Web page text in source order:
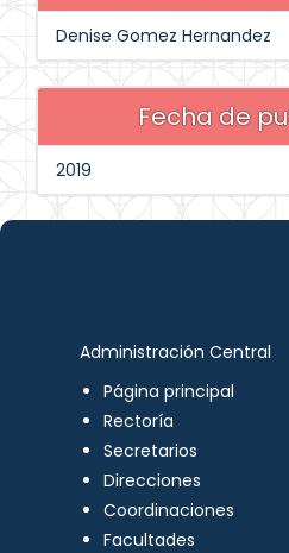
Denise Gomez Hernandez
Fecha de
2019
Administración Central
Página principal
Rectoría
Secretarios
Direcciones
Coordinaciones
Facultades